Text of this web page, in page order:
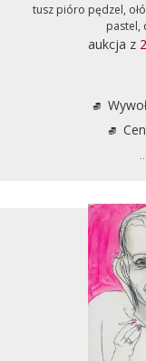
tusz pióro pędzel,
pastel,
aukcja z